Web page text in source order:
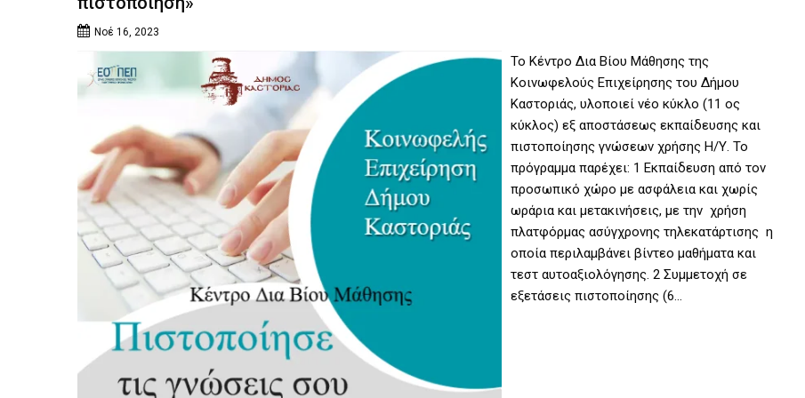
Νοέ 16, 2023
Το Κέντρο Δια Βίου Μάθησης της
Κοινωφελούς Επιχείρησης του Δήμου
Καστοριάς, υλοποιεί νέο κύκλο (11 ος
κύκλος) εξ αποστάσεως εκπαίδευσης και
πιστοποίησης γνώσεων χρήσης Η/Υ. Το
πρόγραμμα παρέχει: 1 Εκπαίδευση από τον
προσωπικό χώρο με ασφάλεια και χωρίς
ωράρια και μετακινήσεις, με την χρήση
πλατφόρμας ασύγχρονης τηλεκατάρτισης η
οποία περιλαμβάνει βίντεο μαθήματα και
τεστ αυτοαξιολόγησης. 2 Συμμετοχή σε
εξετάσεις πιστοποίησης (6…